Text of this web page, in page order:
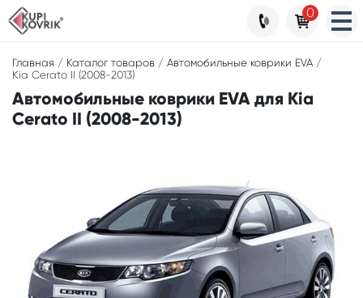
Главная / Каталог товаров / Автомобильные коврики EVA /
Kia Cerato II (2008-2013)
Автомобильные коврики EVA для Kia
Cerato II (2008-2013)
0